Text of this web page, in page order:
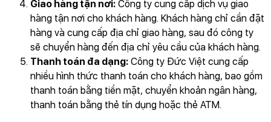
Giao hàng tận nơi: Công ty cung cấp dịch vụ giao
hàng tận nơi cho khách hàng. Khách hàng chỉ cần đặt
hàng và cung cấp địa chỉ giao hàng, sau đó công ty
sẽ chuyển hàng đến địa chỉ yêu cầu của khách hàng.
Thanh toán đa dạng: Công ty Đức Việt cung cấp
nhiều hình thức thanh toán cho khách hàng, bao gồm
thanh toán bằng tiền mặt, chuyển khoản ngân hàng,
thanh toán bằng thẻ tín dụng hoặc thẻ ATM.